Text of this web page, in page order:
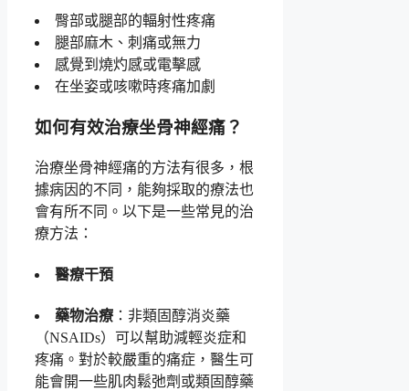
臀部或腿部的輻射性疼痛
腿部麻木、刺痛或無力
感覺到燒灼感或電擊感
在坐姿或咳嗽時疼痛加劇
如何有效治療坐骨神經痛？
治療坐骨神經痛的方法有很多，根
據病因的不同，能夠採取的療法也
會有所不同。以下是一些常見的治
療方法：
醫療干預
藥物治療 ：非類固醇消炎藥
（NSAIDs）可以幫助減輕炎症和
疼痛。對於較嚴重的痛症，醫生可
能會開一些肌肉鬆弛劑或類固醇藥